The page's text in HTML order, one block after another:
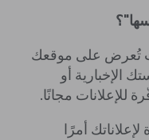
تُعرض على موقعك
الإخبارية أو
للإعلانات مجانًا.
أمرًا